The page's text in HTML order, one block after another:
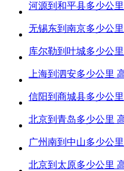
河源到和平县多少公
无锡东到南京多少公
库尔勒到叶城多少公
上海到泗安多少公里
信阳到商城县多少公
北京到青岛多少公里
广州南到中山多少公
北京到太原多少公里